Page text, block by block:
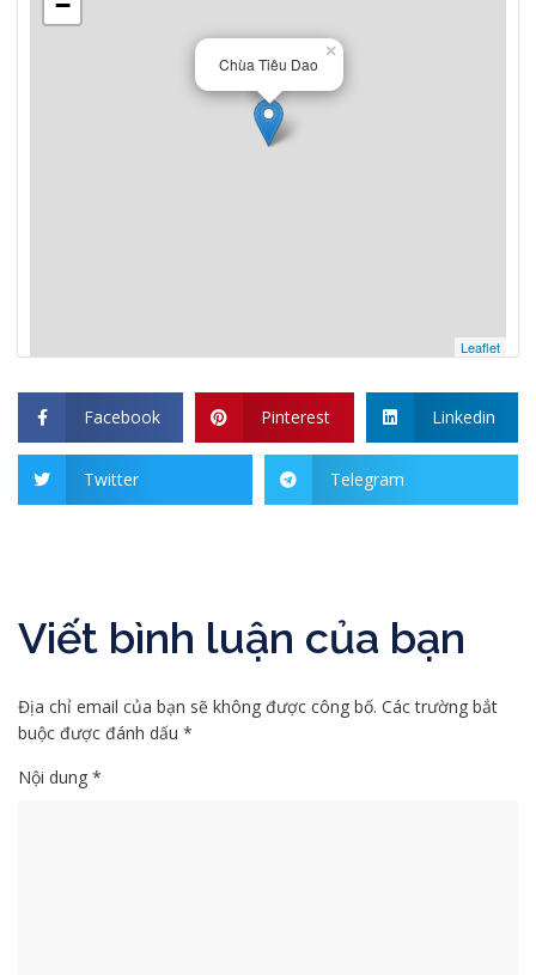
Chùa Tiêu Dao
×
Leaflet
Facebook Pinterest Linkedin
Twitter Telegram
Viết bình luận của bạn
Địa chỉ email của bạn sẽ không được công bố. Các trường bắt
buộc được đánh dấu *
Nội dung *